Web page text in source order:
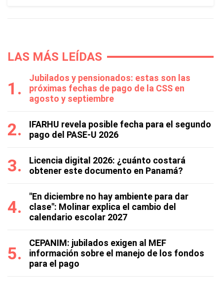
LAS MÁS LEÍDAS
Jubilados y pensionados: estas son las
próximas fechas de pago de la CSS en
agosto y septiembre
IFARHU revela posible fecha para el segundo
pago del PASE-U 2026
Licencia digital 2026: ¿cuánto costará
obtener este documento en Panamá?
"En diciembre no hay ambiente para dar
clase": Molinar explica el cambio del
calendario escolar 2027
CEPANIM: jubilados exigen al MEF
información sobre el manejo de los fondos
para el pago